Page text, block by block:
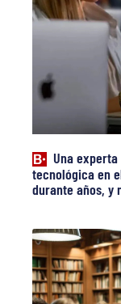
Una
tecnológica en
durante años, y